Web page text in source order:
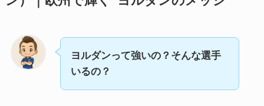
ヨルダンって強いの？そんな選手
いるの？